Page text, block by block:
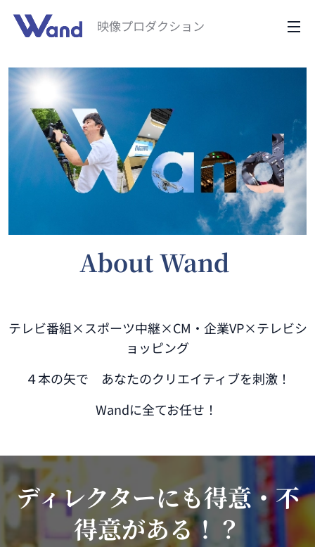
映像プロダクション
About Wand
テレビ番組×スポーツ中継×CM・企業VP×テレビシ
ョッピング
４本の矢で あなたのクリエイティブを刺激！
Wandに全てお任せ！
ディレクターにも得意・不
得意がある！？